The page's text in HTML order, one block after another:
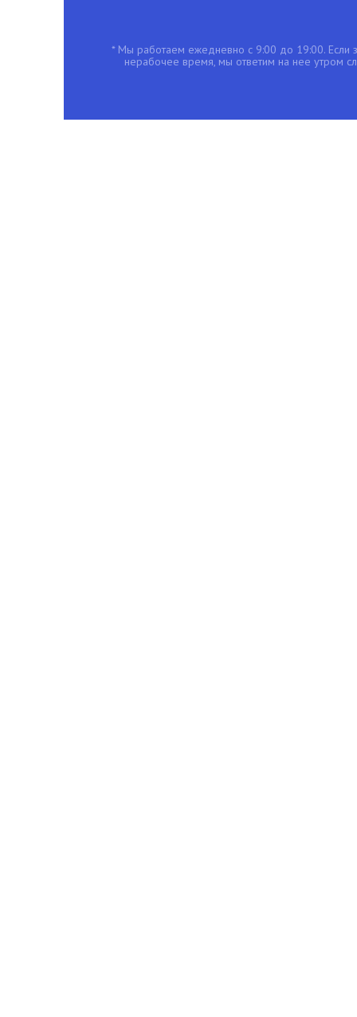
* Мы работаем ежедневно с 9:00 до 19:00. Если
нерабочее время, мы ответим на нее утром